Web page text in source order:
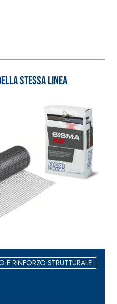
stessa linea
E RINFORZO STRUTTURALE